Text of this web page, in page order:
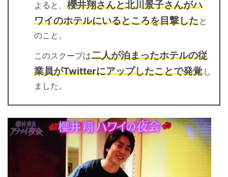
よると、 櫻井翔さんと北川景子さんがハ
ワイのホテルにいるところを目撃したと
のこと。
このスクープは二人が泊まったホテルの従
業員がTwitterにアップしたことで発覚 し
ました。